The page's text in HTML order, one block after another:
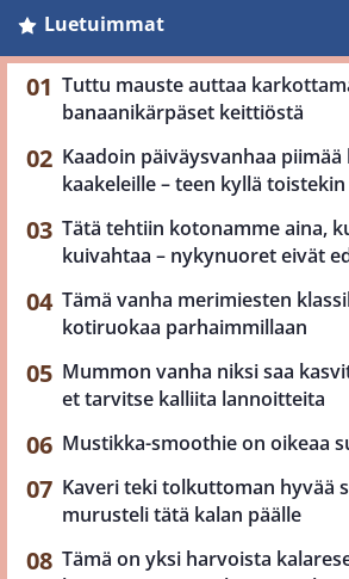
Luetuimmat
Tuttu mauste auttaa
banaanikärpäset keittiöstä
Kaadoin päiväysvanhaa
kaakeleille – teen kyllä toistekin
Tätä tehtiin kotonamme aina,
kuivahtaa – nykynuoret eivät
Tämä vanha merimiesten
kotiruokaa parhaimmillaan
Mummon vanha niksi saa
et tarvitse kalliita lannoitteita
Mustikka-smoothie on oikeaa
Kaveri teki tolkuttoman hyvää
murusteli tätä kalan päälle
Tämä on yksi harvoista